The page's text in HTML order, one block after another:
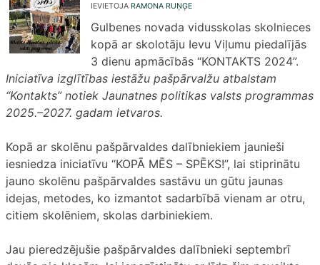
IEVIETOJA RAMONA RUŅĢE
Gulbenes novada vidusskolas skolnieces
kopā ar skolotāju Ievu Viļumu piedalījās
3 dienu apmācībās “KONTAKTS 2024”.
Iniciatīva izglītības iestāžu pašpārvalžu atbalstam
“Kontakts” notiek Jaunatnes politikas valsts programmas
2025.–2027. gadam ietvaros.
Kopā ar skolēnu pašpārvaldes dalībniekiem jaunieši
iesniedza iniciatīvu “KOPĀ MĒS – SPĒKS!”, lai stiprinātu
jauno skolēnu pašpārvaldes sastāvu un gūtu jaunas
idejas, metodes, ko izmantot sadarbībā vienam ar otru,
citiem skolēniem, skolas darbiniekiem.
Jau pieredzējušie pašpārvaldes dalībnieki septembrī